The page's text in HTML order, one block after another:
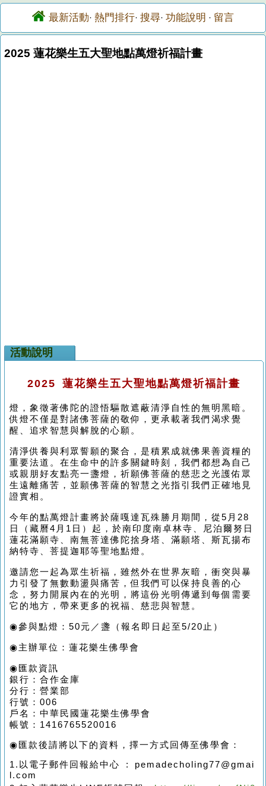
最新活動· 熱門排行· 搜尋· 功能說明 · 留言
2025 蓮花樂生五大聖地點萬燈祈福計畫
活動說明
2025 蓮花樂生五大聖地點萬燈祈福計畫
燈，象徵著佛陀的證悟驅散遮蔽清淨自性的無明黑暗。
供燈不僅是對諸佛菩薩的敬仰，更承載著我們渴求覺
醒、追求智慧與解脫的心願。
清淨供養與利眾誓願的聚合，是積累成就佛果善資糧的
重要法道。在生命中的許多關鍵時刻，我們都想為自己
或親朋好友點亮一盞燈，祈願佛菩薩的慈悲之光護佑眾
生遠離痛苦，並願佛菩薩的智慧之光指引我們正確地見
證實相。
今年的點萬燈計畫將於薩嘎達瓦殊勝月期間，從5月28
日（藏曆4月1日）起，於南印度南卓林寺、尼泊爾努日
蓮花滿願寺、南無菩達佛陀捨身塔、滿願塔、斯瓦揚布
納特寺、菩提迦耶等聖地點燈。
邀請您一起為眾生祈福，雖然外在世界灰暗，衝突與暴
力引發了無數動盪與痛苦，但我們可以保持良善的心
念，努力開展內在的光明，將這份光明傳遞到每個需要
它的地方，帶來更多的祝福、慈悲與智慧。
◉參與點燈：50元／盞（報名即日起至5/20止）
◉主辦單位：蓮花樂生佛學會
◉匯款資訊
銀行：合作金庫
分行：營業部
行號：006
戶名：中華民國蓮花樂生佛學會
帳號： 1416765520016
◉匯款後請將以下的資料，擇一方式回傳至佛學會：
1.以電子郵件回報給中心 : pemadecholing77@gmai
l.com